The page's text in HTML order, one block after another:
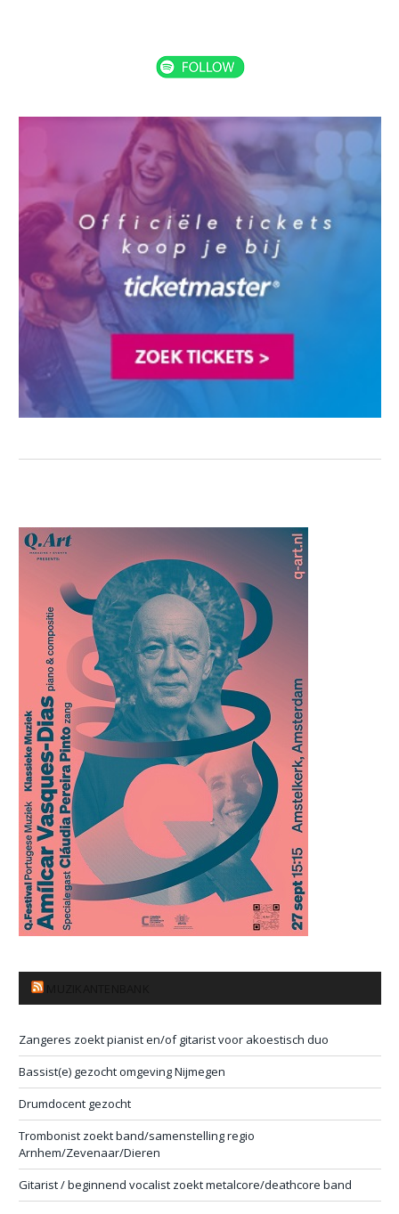
Zangeres zoekt pianist en/of gitarist voor akoestisch duo
Bassist(e) gezocht omgeving Nijmegen
Drumdocent gezocht
Trombonist zoekt band/samenstelling regio
Arnhem/Zevenaar/Dieren
Gitarist / beginnend vocalist zoekt metalcore/deathcore band